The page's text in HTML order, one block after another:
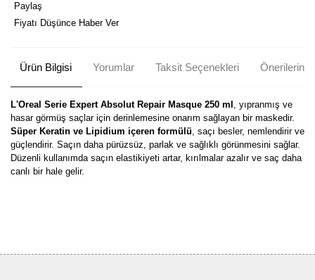
Paylaş
Fiyatı Düşünce Haber Ver
Ürün Bilgisi Yorumlar Taksit Seçenekleri Önerileriniz
L'Oreal Serie Expert Absolut Repair Masque 250 ml , yıpranmış ve
hasar görmüş saçlar için derinlemesine onarım sağlayan bir maskedir.
Süper Keratin ve Lipidium içeren formülü, saçı besler, nemlendirir ve
güçlendirir. Saçın daha pürüzsüz, parlak ve sağlıklı görünmesini sağlar.
Düzenli kullanımda saçın elastikiyeti artar, kırılmalar azalır ve saç daha
canlı bir hale gelir.